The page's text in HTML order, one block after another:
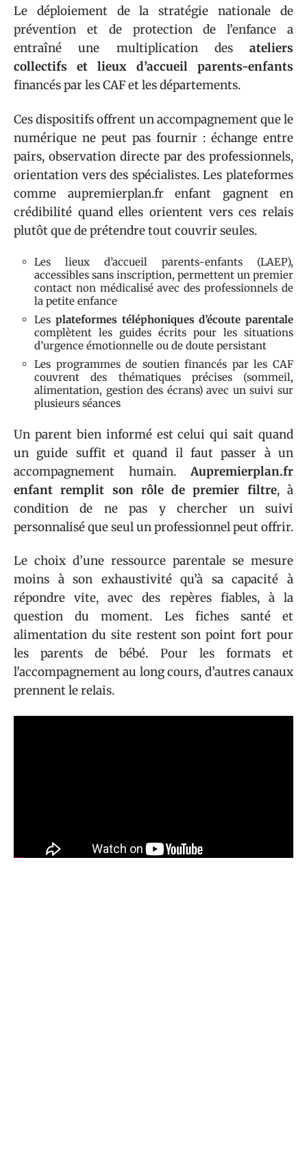
Le déploiement de la stratégie nationale de
prévention et de protection de l’enfance a
entraîné une multiplication des ateliers
collectifs et lieux d’accueil parents-enfants
financés par les CAF et les départements.
Ces dispositifs offrent un accompagnement que le
numérique ne peut pas fournir : échange entre
pairs, observation directe par des professionnels,
orientation vers des spécialistes. Les plateformes
comme aupremierplan.fr enfant gagnent en
crédibilité quand elles orientent vers ces relais
plutôt que de prétendre tout couvrir seules.
Les lieux d’accueil parents-enfants (LAEP),
accessibles sans inscription, permettent un premier
contact non médicalisé avec des professionnels de
la petite enfance
Les plateformes téléphoniques d’écoute parentale
complètent les guides écrits pour les situations
d’urgence émotionnelle ou de doute persistant
Les programmes de soutien financés par les CAF
couvrent des thématiques précises (sommeil,
alimentation, gestion des écrans) avec un suivi sur
plusieurs séances
Un parent bien informé est celui qui sait quand
un guide suffit et quand il faut passer à un
accompagnement humain.Aupremierplan.fr
enfant remplit son rôle de premier filtre, à
condition de ne pas y chercher un suivi
personnalisé que seul un professionnel peut offrir.
Le choix d’une ressource parentale se mesure
moins à son exhaustivité qu’à sa capacité à
répondre vite, avec des repères fiables, à la
question du moment. Les fiches santé et
alimentation du site restent son point fort pour
les parents de bébé. Pour les formats et
l’accompagnement au long cours, d’autres canaux
prennent le relais.